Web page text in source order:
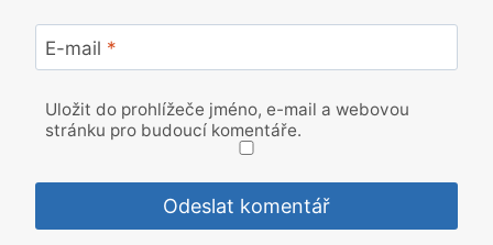
E-mail *
Uložit do prohlížeče jméno, e-mail a webovou
stránku pro budoucí komentáře.